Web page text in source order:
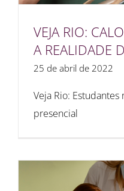
VEJA RIO:
A REALIDADE
25 de abril de 2022
Veja Rio:
presencial